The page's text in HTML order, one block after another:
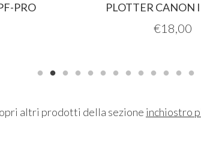
PRO
PLOTTER CANON
€18,00
altri prodotti della sezione inchiostro